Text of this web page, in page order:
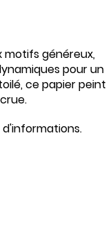
motifs généreux,
pour un
ce papier peint